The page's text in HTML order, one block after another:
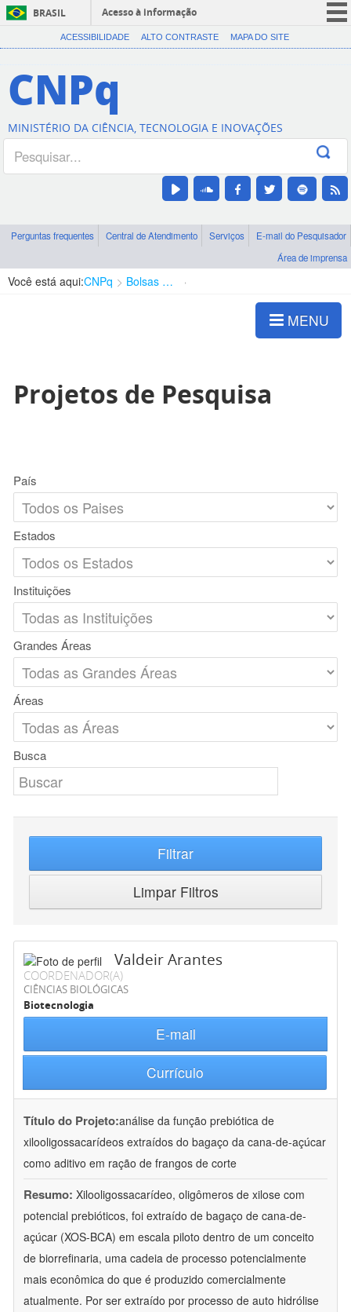
BRASIL
Acesso à informação
CORONAVÍRUS (COVID-19)
Canais
ACESSIBILIDADE ALTO CONTRASTE MAPA DO SITE
CNPq
MINISTÉRIO DA CIÊNCIA, TECNOLOGIA E INOVAÇÕES
Perguntas frequentes Central de Atendimento Serviços
E-mail do Pesquisador
Área de imprensa
Você está aqui:CNPq Bolsas e Auxílios Vigentes
MENU
Projetos de Pesquisa
País
Estados
Instituições
Grandes Áreas
Áreas
Busca
Filtrar
Limpar Filtros
Valdeir Arantes
COORDENADOR(A)
CIÊNCIAS BIOLÓGICAS
Biotecnologia
E-mail
Currículo
Título do Projeto:análise da função prebiótica de
xilooligossacarídeos extraídos do bagaço da cana-de-açúcar
como aditivo em ração de frangos de corte
Resumo: Xilooligossacarídeo, oligômeros de xilose com
potencial prebióticos, foi extraído de bagaço de cana-de-
açúcar (XOS-BCA) em escala piloto dentro de um conceito
de biorrefinaria, uma cadeia de processo potencialmente
mais econômica do que é produzido comercialmente
atualmente. Por ser extraído por processo de auto hidrólise